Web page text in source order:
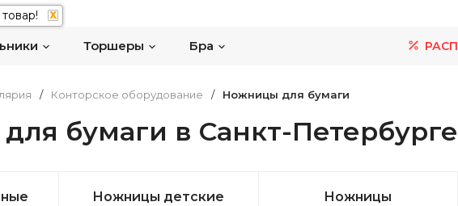
X
Торшеры Бра
/ Конторское оборудование / Ножницы для бумаги
бумаги в Санкт-Петербурге
Ножницы детские
Ножницы